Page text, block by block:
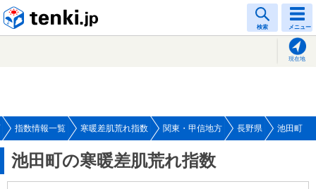
検索 メニュー
現在地
指数情報一覧 寒暖差肌荒れ指数 関東・甲信地方 長野県 池田町
池田町の寒暖差肌荒れ指数